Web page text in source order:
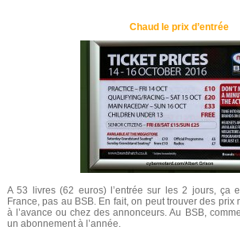
Chaud le prix d’entrée
A 53 livres (62 euros) l’entrée sur les 2 jours, ça
France, pas au BSB. En fait, on peut trouver des prix
à l’avance ou chez des annonceurs. Au BSB,
un abonnement à l’année.